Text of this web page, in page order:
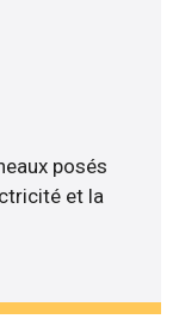
posés
et la